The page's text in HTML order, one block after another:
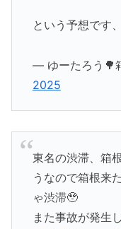
という予想です、
— ゆーたろう🌳
2025
東名の渋滞、箱
うなので箱根来
ゃ渋滞🥹
また事故が発生